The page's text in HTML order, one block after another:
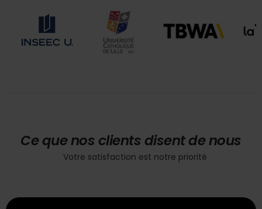
Ce que nos clients disent de nous
Votre satisfaction est notre priorité